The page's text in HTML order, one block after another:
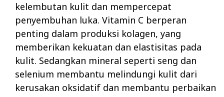
kelembutan kulit dan mempercepat
penyembuhan luka. Vitamin C berperan
penting dalam produksi kolagen, yang
memberikan kekuatan dan elastisitas pada
kulit. Sedangkan mineral seperti seng dan
selenium membantu melindungi kulit dari
kerusakan oksidatif dan membantu perbaikan